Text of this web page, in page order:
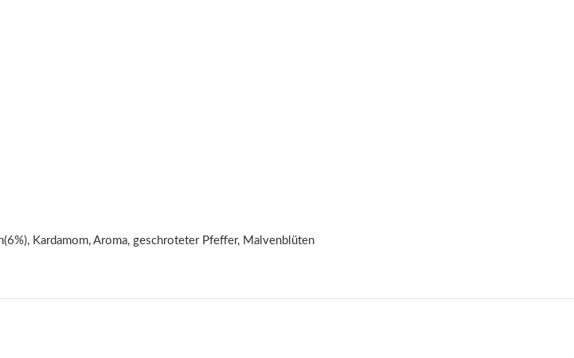
Kardamom, Aroma, geschroteter Pfeffer, Malvenblüten